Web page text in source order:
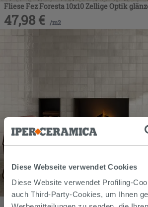
Diese Webseite verwendet Cookies
Diese Website verwendet Profiling-
auch Third-Party-Cookies, um Ihnen
Fliese Fez Foresta 10x10 Zellige Optik
47,98 € /m2
Fliese Fez Gesso 10x10 Zellige Optik